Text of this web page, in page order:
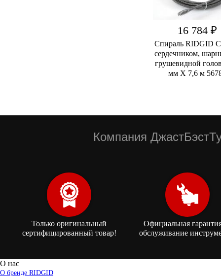
16 784 ₽
Спираль RIDGID
сердечником,
грушевидной
мм Х 7,6 м
Компания
Только оригинальный
сертифицированный товар!
Официальная
обслуживание
О нас
О бренде RIDGID